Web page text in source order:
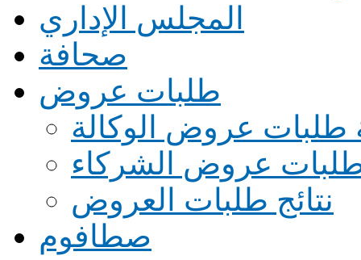
المجلس الإداري
صحافة
طلبات عروض
طلبات عروض الوكالة
طلبات عروض الشركاء
نتائج طلبات العروض
صطافوم